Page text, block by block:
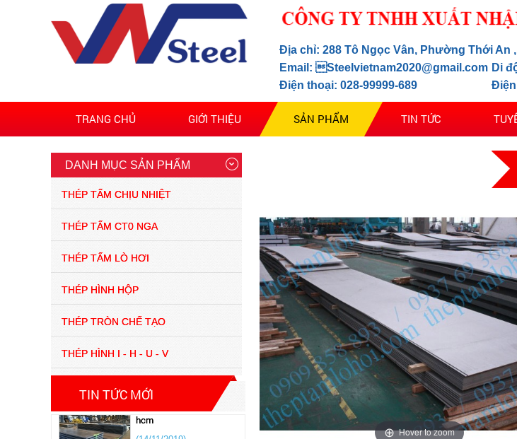
Địa chỉ: 288 Tô Ngọc Vân, Phường Thới An ,
Email: Steelvietnam2020@gmail.com Di
Điện thoại: 028-99999-689
Điện
TRANG CHỦ GIỚI THIỆU SẢN PHẨM TIN TỨC
DANH MỤC SẢN PHẨM
THÉP TẤM CHỊU NHIỆT
THÉP TẤM CT0 NGA
THÉP TẤM LÒ HƠI
THÉP HÌNH HỘP
THÉP TRÒN CHẾ TẠO
THÉP HÌNH I - H - U - V
TIN TỨC MỚI
(13/04/2024)
giá thép lập kỷ lục trong
thòi gian ngắn 2022
(28/04/2021)
NHẬP KHẨU STEEL VIỆT
NAM
(28/11/2019)
Cập nhật giá thành thép
nay sau đợt nghỉ dài của
virut
(28/11/2019)
Dự đoán giá thép tăng
cao trong năm 2021
(28/11/2019)
hơi chịu nhiệt a515
nhiệt lạnh a516 tại tp
(14/11/2019) Hover to zoom